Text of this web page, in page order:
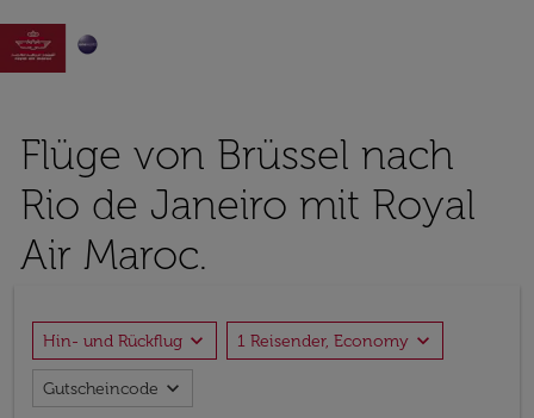

Flüge von Brüssel nach
Rio de Janeiro mit Royal
Air Maroc.
Hin- und Rückflug expand_more 1 Reisender, Economy expand_more
Gutscheincode expand_more